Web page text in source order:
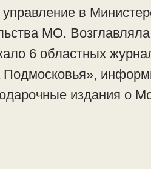
в
МО. Возглавляла
6 областных
издания о